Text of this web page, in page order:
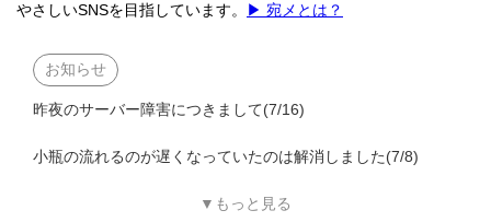
やさしいSNSを目指しています。
▶ 宛メとは？
お知らせ
昨夜のサーバー障害につきまして(7/16)
小瓶の流れるのが遅くなっていたのは解消しました(7/8)
▼もっと見る